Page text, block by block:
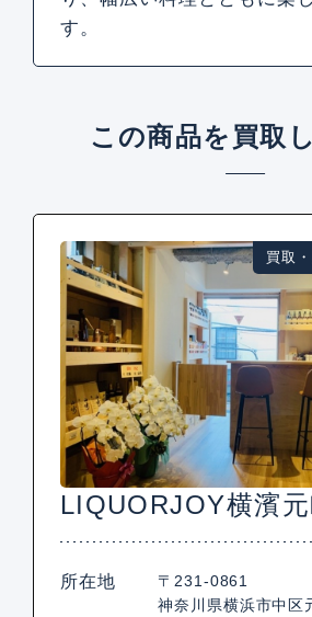
す。
この商品を買取
買取
LIQUORJOY横濱
所在地
〒231-0861
神奈川県横浜市中区